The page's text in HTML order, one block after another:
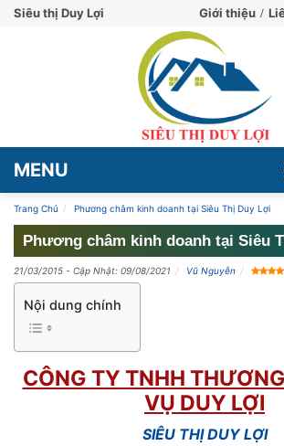
Siêu thị Duy Lợi Giới thiệu
MENU
Trang Chủ Phương châm kinh doanh tại Siêu Thị Duy Lợi
Phương châm kinh doanh tại Siêu
21/03/2015 - Cập Nhật: 09/08/2021 Vũ Nguyễn
Nội dung chính
CÔNG TY TNHH
VỤ DUY LỢI
SIÊU THỊ DUY LỢI